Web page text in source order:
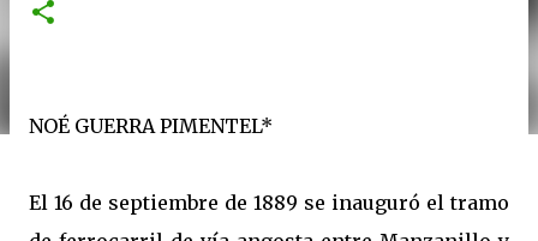
NOÉ GUERRA PIMENTEL*
El 16 de septiembre de 1889 se inauguró el tramo